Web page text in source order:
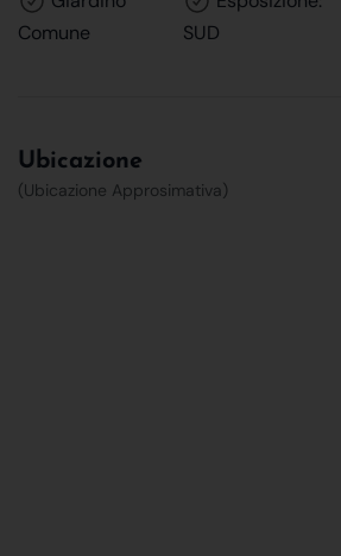
Comune
SUD
Ubicazione
(Ubicazione Approsimativa)